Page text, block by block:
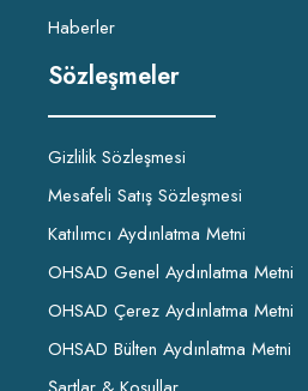
Haberler
Sözleşmeler
Gizlilik Sözleşmesi
Mesafeli Satış Sözleşmesi
Katılımcı Aydınlatma Metni
OHSAD Genel Aydınlatma Metni
OHSAD Çerez Aydınlatma Metni
OHSAD Bülten Aydınlatma Metni